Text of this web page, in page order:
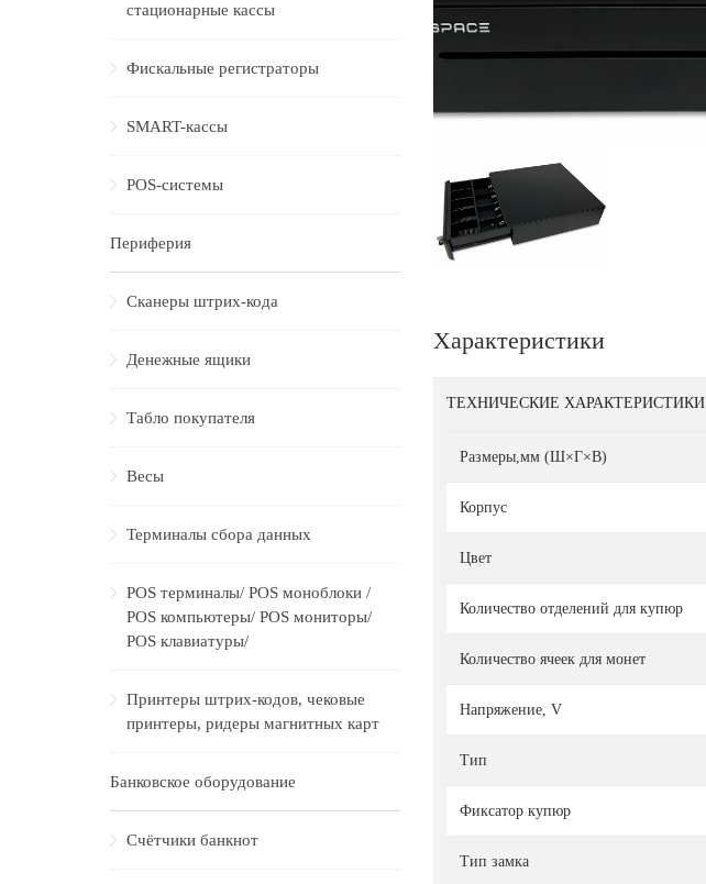
стационарные кассы
Фискальные регистраторы
SMART-кассы
POS-системы
Периферия
Сканеры штрих-кода
Денежные ящики
Табло покупателя
Весы
Терминалы сбора данных
POS терминалы/ POS моноблоки /
POS компьютеры/ POS мониторы/
POS клавиатуры/
Принтеры штрих-кодов, чековые
принтеры, ридеры магнитных карт
Банковское оборудование
Счётчики банкнот
Характеристики
ТЕХНИЧЕСКИЕ ХАРАКТЕРИСТИКИ
Размеры,мм (Ш×Г×В)
Корпус
Цвет
Количество отделений для купюр
Количество ячеек для монет
Напряжение, V
Тип
Фиксатор купюр
Тип замка